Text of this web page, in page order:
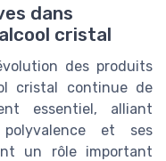
dans
cristal
des produits
cristal continue de
essentiel, alliant
et ses
un rôle important